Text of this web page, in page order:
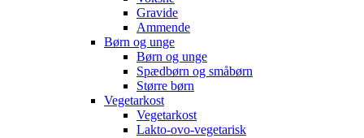
Gravide
Ammende
Børn og unge
Børn og unge
Spædbørn og småbørn
Større børn
Vegetarkost
Vegetarkost
Lakto-ovo-vegetarisk